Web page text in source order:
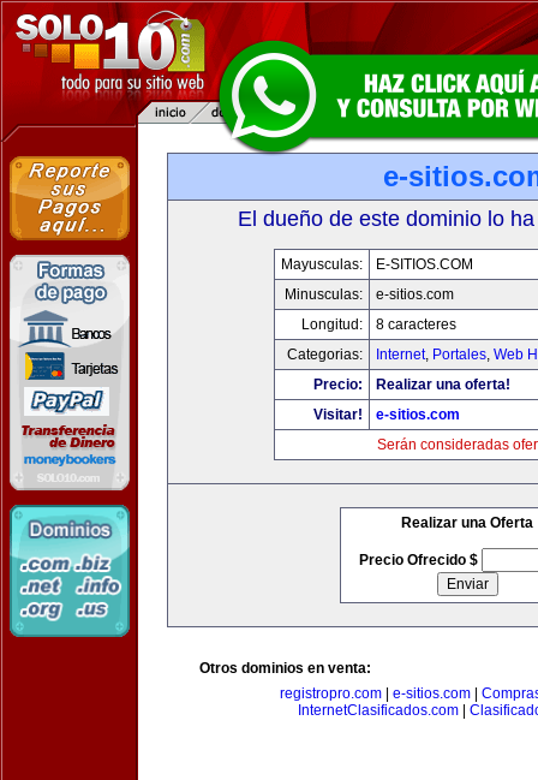
e-
El dueño de este dominio lo
Mayusculas:
E-SITIOS.COM
Minusculas:
e-sitios.com
Longitud:
8 caracteres
Categorias:
Internet, Portales, Web
Precio:
Realizar una oferta!
Visitar!
e-sitios.com
Serán consideradas
Realizar una Oferta
Precio Ofrecido $
Otros dominios en venta:
registropro.com
e-sitios.com
InternetClasificados.com|